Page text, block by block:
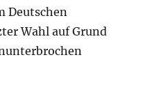
Deutschen
Wahl auf Grund